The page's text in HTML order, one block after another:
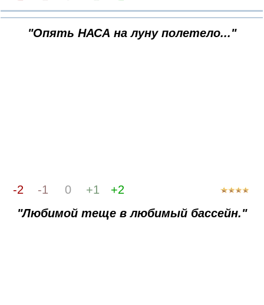
"Опять НАСА на луну полетело..."
-2 -1 0 +1
+2
"Любимой теще в любимый бассейн."